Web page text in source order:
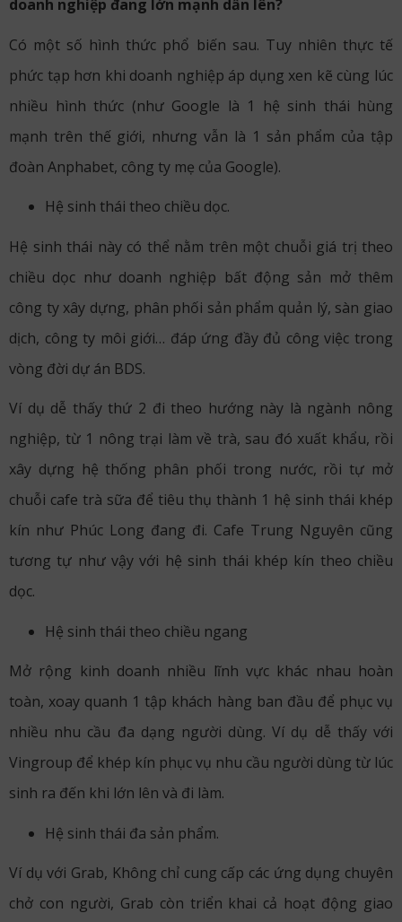
doanh nghiệp đang lớn mạnh dần lên?
Có một số hình thức phổ biến sau. Tuy nhiên thực tế
phức tạp hơn khi doanh nghiệp áp dụng xen kẽ cùng lúc
nhiều hình thức (như Google là 1 hệ sinh thái hùng
mạnh trên thế giới, nhưng vẫn là 1 sản phẩm của tập
đoàn Anphabet, công ty mẹ của Google).
Hệ sinh thái theo chiều dọc.
Hệ sinh thái này có thể nằm trên một chuỗi giá trị theo
chiều dọc như doanh nghiệp bất động sản mở thêm
công ty xây dựng, phân phối sản phẩm quản lý, sàn giao
dịch, công ty môi giới… đáp ứng đầy đủ công việc trong
vòng đời dự án BDS.
Ví dụ dễ thấy thứ 2 đi theo hướng này là ngành nông
nghiệp, từ 1 nông trại làm về trà, sau đó xuất khẩu, rồi
xây dựng hệ thống phân phối trong nước, rồi tự mở
chuỗi cafe trà sữa để tiêu thụ thành 1 hệ sinh thái khép
kín như Phúc Long đang đi. Cafe Trung Nguyên cũng
tương tự như vậy với hệ sinh thái khép kín theo chiều
dọc.
Hệ sinh thái theo chiều ngang
Mở rộng kinh doanh nhiều lĩnh vực khác nhau hoàn
toàn, xoay quanh 1 tập khách hàng ban đầu để phục vụ
nhiều nhu cầu đa dạng người dùng. Ví dụ dễ thấy với
Vingroup để khép kín phục vụ nhu cầu người dùng từ lúc
sinh ra đến khi lớn lên và đi làm.
Hệ sinh thái đa sản phẩm.
Ví dụ với Grab, Không chỉ cung cấp các ứng dụng chuyên
chở con người, Grab còn triển khai cả hoạt động giao